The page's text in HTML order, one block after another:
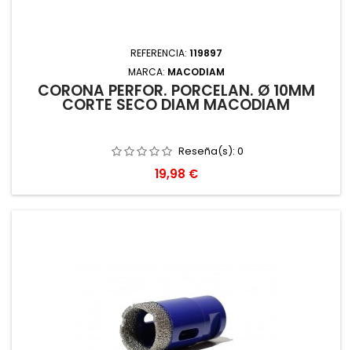
REFERENCIA: 119897
MARCA: MACODIAM
CORONA PERFOR. PORCELAN. Ø 10MM
CORTE SECO DIAM MACODIAM
Reseña(s): 0
Precio
19,98 €